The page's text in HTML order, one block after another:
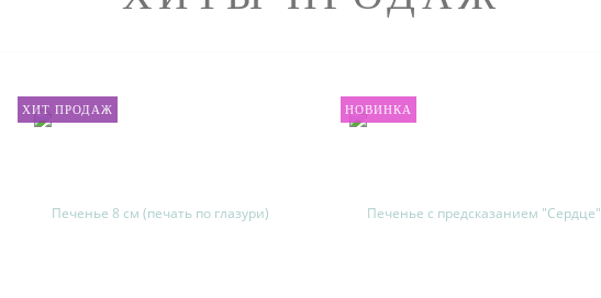
ХИТ ПРОДАЖ НОВИНКА